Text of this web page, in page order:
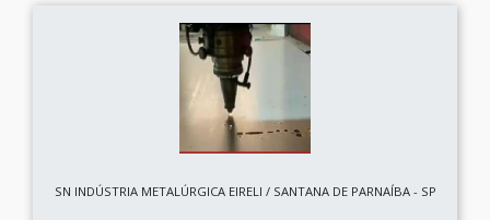
SN INDÚSTRIA METALÚRGICA EIRELI / SANTANA DE PARNAÍBA - SP